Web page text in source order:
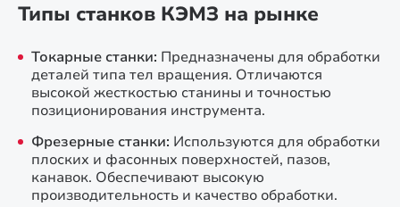
Типы станков КЭМЗ на рынке
Токарные станки: Предназначены для обработки
деталей типа тел вращения. Отличаются
высокой жесткостью станины и точностью
позиционирования инструмента.
Фрезерные станки: Используются для обработки
плоских и фасонных поверхностей, пазов,
канавок. Обеспечивают высокую
производительность и качество обработки.